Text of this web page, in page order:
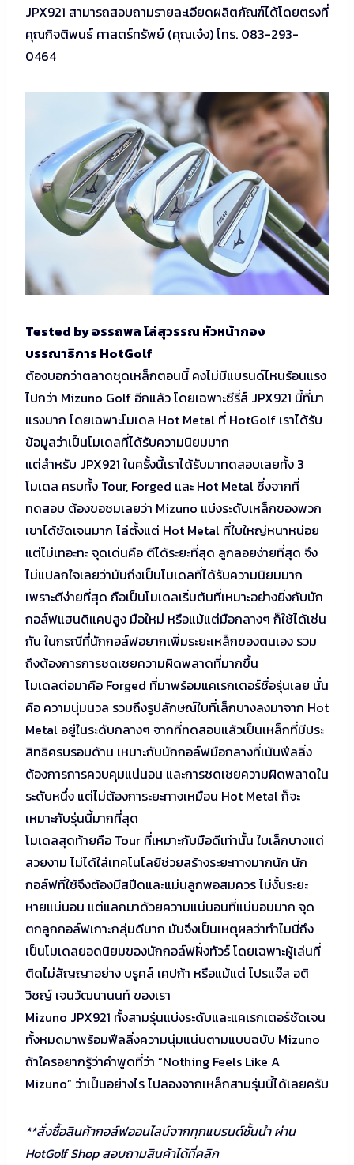
JPX921 สามารถสอบถามรายละเอียดผลิตภัณฑ์ได้โดยตรงที่
คุณกิจติพนธ์ ศาสตร์ทรัพย์ (คุณเจ๋ง) โทร. 083-293-
0464
Tested by อรรถพล โล่สุวรรณ หัวหน้ากอง
บรรณาธิการ HotGolf
ต้องบอกว่าตลาดชุดเหล็กตอนนี้ คงไม่มีแบรนด์ไหนร้อนแรง
ไปกว่า Mizuno Golf อีกแล้ว โดยเฉพาะซีรี่ส์ JPX921 นี้ที่มา
แรงมาก โดยเฉพาะโมเดล Hot Metal ที่ HotGolf เราได้รับ
ข้อมูลว่าเป็นโมเดลที่ได้รับความนิยมมาก
แต่สำหรับ JPX921 ในครั้งนี้เราได้รับมาทดสอบเลยทั้ง 3
โมเดล ครบทั้ง Tour, Forged และ Hot Metal ซึ่งจากที่
ทดสอบ ต้องขอชมเลยว่า Mizuno แบ่งระดับเหล็กของพวก
เขาได้ชัดเจนมาก ไล่ตั้งแต่ Hot Metal ที่ใบใหญ่หนาหน่อย
แต่ไม่เทอะทะ จุดเด่นคือ ตีได้ระยะที่สุด ลูกลอยง่ายที่สุด จึง
ไม่แปลกใจเลยว่ามันถึงเป็นโมเดลที่ได้รับความนิยมมาก
เพราะตีง่ายที่สุด ถือเป็นโมเดลเริ่มต้นที่เหมาะอย่างยิ่งกับนัก
กอล์ฟแฮนดิแคปสูง มือใหม่ หรือแม้แต่มือกลางๆ ก็ใช้ได้เช่น
กัน ในกรณีที่นักกอล์ฟอยากเพิ่มระยะเหล็กของตนเอง รวม
ถึงต้องการการชดเชยความผิดพลาดที่มากขึ้น
โมเดลต่อมาคือ Forged ที่มาพร้อมแคเรกเตอร์ชื่อรุ่นเลย นั่น
คือ ความนุ่มนวล รวมถึงรูปลักษณ์ใบที่เล็กบางลงมาจาก Hot
Metal อยู่ในระดับกลางๆ จากที่ทดสอบแล้วเป็นเหล็กที่มีประ
สิทธิครบรอบด้าน เหมาะกับนักกอล์ฟมือกลางที่เน้นฟีลลิ่ง
ต้องการการควบคุมแน่นอน และการชดเชยความผิดพลาดใน
ระดับหนึ่ง แต่ไม่ต้องการะยะทางเหมือน Hot Metal ก็จะ
เหมาะกับรุ่นนี้มากที่สุด
โมเดลสุดท้ายคือ Tour ที่เหมาะกับมือดีเท่านั้น ใบเล็กบางแต่
สวยงาม ไม่ได้ใส่เทคโนโลยีช่วยสร้างระยะทางมากนัก นัก
กอล์ฟที่ใช้จึงต้องมีสปีดและแม่นลูกพอสมควร ไม่งั้นระยะ
หายแน่นอน แต่แลกมาด้วยความแน่นอนที่แน่นอนมาก จุด
ตกลูกกอล์ฟเกาะกลุ่มดีมาก มันจึงเป็นเหตุผลว่าทำไมนี่ถึง
เป็นโมเดลยอดนิยมของนักกอล์ฟฝั่งทัวร์ โดยเฉพาะผู้เล่นที่
ติดไม่สัญญาอย่าง บรูคส์ เคปก้า หรือแม้แต่ โปรแจ๊ส อติ
วิชญ์ เจนวัฒนานนท์ ของเรา
Mizuno JPX921 ทั้งสามรุ่นแบ่งระดับและแคเรกเตอร์ชัดเจน
ทั้งหมดมาพร้อมฟีลลิ่งความนุ่มแน่นตามแบบฉบับ Mizuno
ถ้าใครอยากรู้ว่าคำพูดที่ว่า “Nothing Feels Like A
Mizuno” ว่าเป็นอย่างไร ไปลองจากเหล็กสามรุ่นนี้ได้เลยครับ
**สั่งซื้อสินค้ากอล์ฟออนไลน์จากทุกแบรนด์ชั้นนำ ผ่าน
HotGolf Shop สอบถามสินค้าได้ที่คลิก